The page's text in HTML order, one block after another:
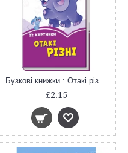
Бузкові книжки : Отакі різні (у)
£2.15